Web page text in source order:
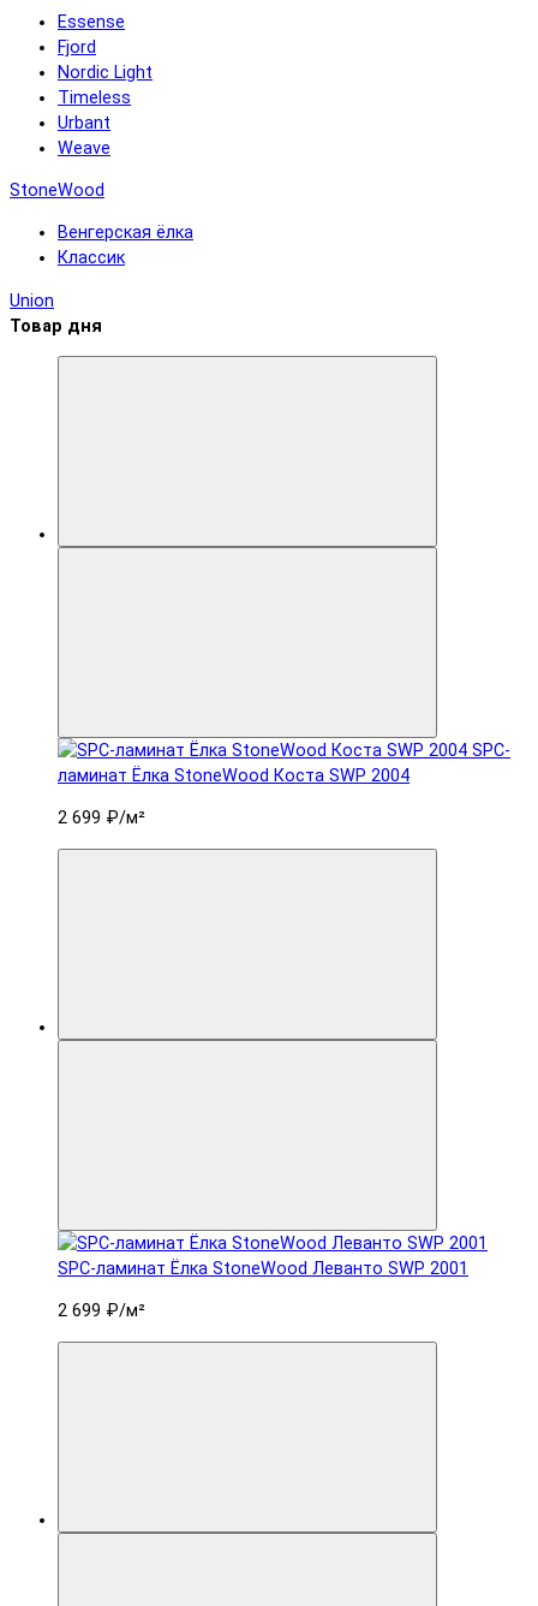
Essense
Fjord
Nordic Light
Timeless
Urbant
Weave
StoneWood
Венгерская ёлка
Классик
Union
Товар дня
SPC-
ламинат Ëлка StoneWood Коста SWP 2004
2 699 ₽/м²
SPC-ламинат Ëлка StoneWood Леванто SWP 2001
2 699 ₽/м²